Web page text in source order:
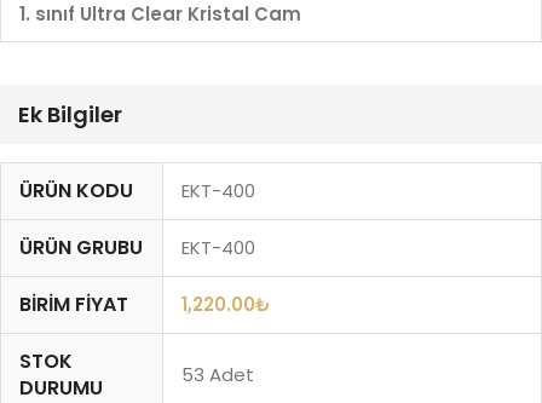
1. sınıf Ultra Clear Kristal Cam
Ek Bilgiler
ÜRÜN KODU EKT-400
ÜRÜN GRUBU EKT-400
BIRIM FIYAT 1,220.00₺
STOK
DURUMU
53 Adet